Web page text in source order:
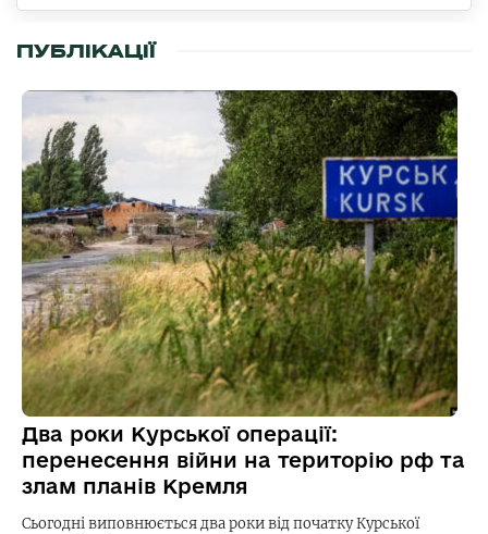
ПУБЛІКАЦІЇ
Два роки Курської операції:
перенесення війни на територію рф та
злам планів Кремля
Сьогодні виповнюється два роки від початку Курської